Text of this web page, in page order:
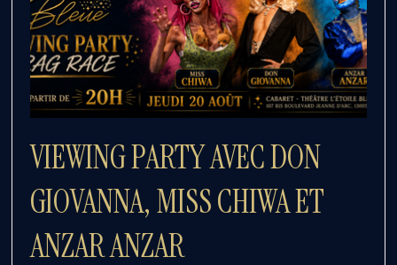
VIEWING PARTY AVEC DON
GIOVANNA, MISS CHIWA ET
ANZAR ANZAR